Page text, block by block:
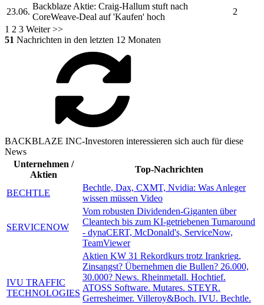
23.06.
Backblaze Aktie: Craig-Hallum stuft nach
CoreWeave-Deal auf 'Kaufen' hoch
2
1 2 3 Weiter >>
51 Nachrichten in den letzten 12 Monaten
BACKBLAZE INC-Investoren interessieren sich auch für diese
News
Unternehmen /
Aktien
Top-Nachrichten
BECHTLE
Bechtle, Dax, CXMT, Nvidia: Was Anleger
wissen müssen Video
SERVICENOW
Vom robusten Dividenden-Giganten über
Cleantech bis zum KI-getriebenen Turnaround
- dynaCERT, McDonald's, ServiceNow,
TeamViewer
IVU TRAFFIC
TECHNOLOGIES
Aktien KW 31 Rekordkurs trotz Irankrieg,
Zinsangst? Übernehmen die Bullen? 26.000,
30.000? News. Rheinmetall. Hochtief.
ATOSS Software. Mutares. STEYR.
Gerresheimer. Villeroy&Boch. IVU. Bechtle.